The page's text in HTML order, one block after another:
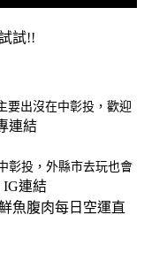
試!!
要出沒在中彰投，歡迎
連結
彰投，外縣市去玩也會
連結